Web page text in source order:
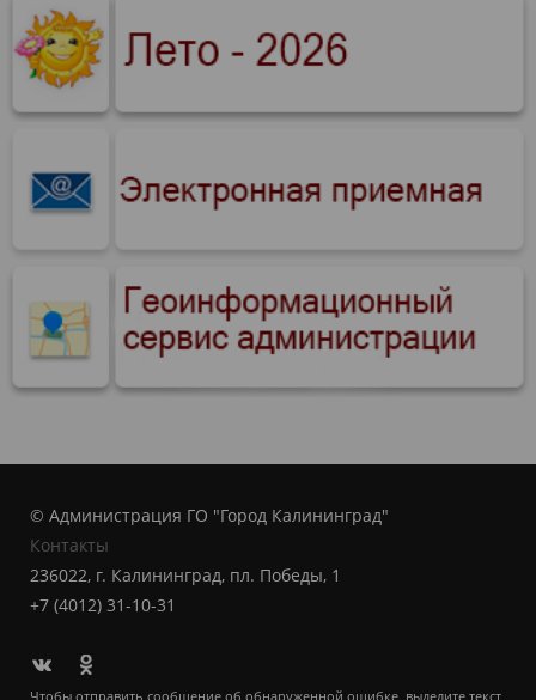
© Администрация ГО "Город Калининград"
Контакты
236022, г. Калининград, пл. Победы, 1
+7 (4012) 31-10-31
Чтобы отправить сообщение об обнаруженной ошибке, выделите текст